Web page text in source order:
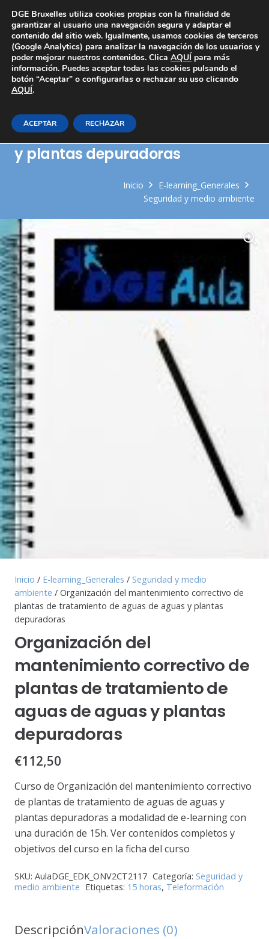
Área Privada
Organización del mantenimiento
correctivo de plantas de
tratamiento de aguas de aguas
y plantas depuradoras
Inicio
E-learning_Generales
Seguridad y medio ambiente
Inicio / E-learning_Generales / Seguridad y medio
ambiente / Organización del mantenimiento correctivo de
plantas de tratamiento de aguas de aguas y plantas
depuradoras
Organización del
mantenimiento correctivo de
plantas de tratamiento de
aguas de aguas y plantas
depuradoras
€112,50
Curso de Organización del mantenimiento correctivo
de plantas de tratamiento de aguas de aguas y
plantas depuradoras a modalidad de e-learning con
una duración de 15h. Ver contenidos completos y
objetivos del curso en la ficha del curso
SKU: AulaDGE_EDK_ONV2CT2117 Categoría: Seguridad y
medio ambiente Etiquetas: 15 horas, Teleformación
DescripciónValoraciones (0)
DGE Bruxelles utiliza cookies propias con la finalidad de
garantizar al usuario una navegación segura y adaptar el
contenido del sitio web. Igualmente, usamos cookies de terceros
(Google Analytics) para analizar la navegación de los usuarios y
poder mejorar nuestros contenidos. Clica AQUÍ para más
información. Puedes aceptar todas las cookies pulsando el
botón “Aceptar” o configurarlas o rechazar su uso clicando
AQUÍ.
ACEPTAR RECHAZAR